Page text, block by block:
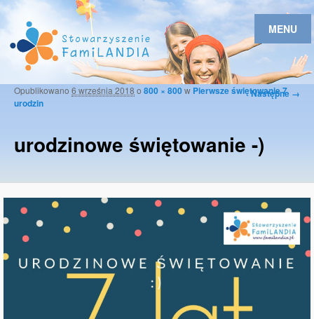
MENU
Nawigacja
Następne →
urodzinowe świętowanie -)
Opublikowano 6 września 2018 o 800 × 800w Pierwsze świętowanie 7
urodzin